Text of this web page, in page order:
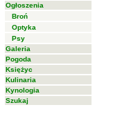
Ogłoszenia
Broń
Optyka
Psy
Galeria
Pogoda
Księżyc
Kulinaria
Kynologia
Szukaj